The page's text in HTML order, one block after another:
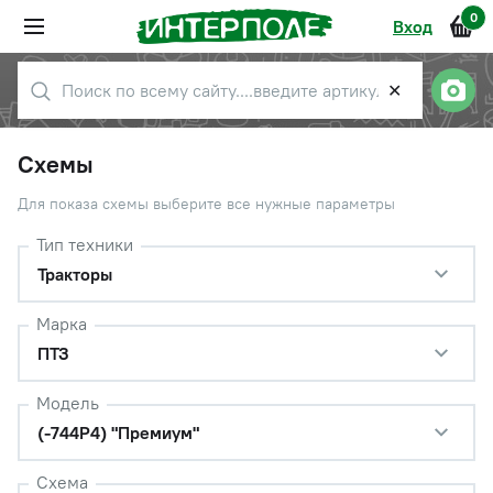
Вход 0
✕
Схемы
Для показа схемы выберите все нужные параметры
Тип техники
Тракторы
Марка
ПТЗ
Модель
(-744Р4) "Премиум"
Схема